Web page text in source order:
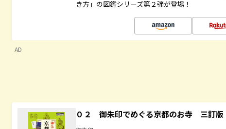
き方」の図鑑シリーズ第２弾が登場！
AD
０２ 御朱印でめぐる京都のお寺 三訂版